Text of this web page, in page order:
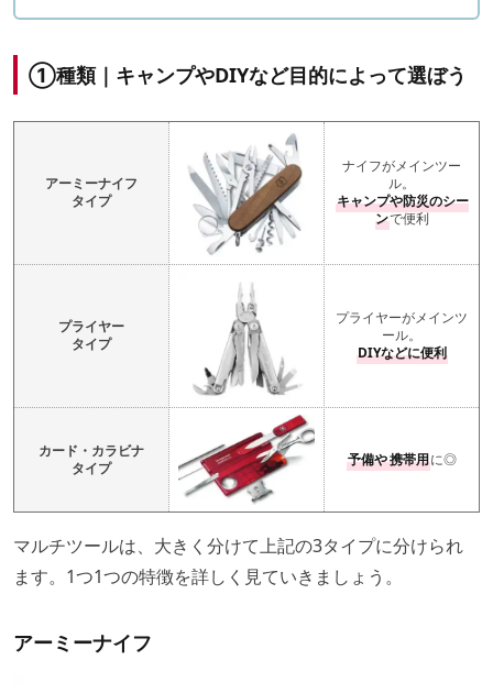
①種類｜キャンプやDIYなど目的によって選ぼう
アーミーナイフ
タイプ
ナイフがメインツー
ル。
キャンプや防災のシー
ンで便利
プライヤー
タイプ
プライヤーがメインツ
ール。
DIYなどに便利
カード・カラビナ
タイプ
予備や携帯用に◎
マルチツールは、大きく分けて上記の3タイプに分けられ
ます。1つ1つの特徴を詳しく見ていきましょう。
アーミーナイフ